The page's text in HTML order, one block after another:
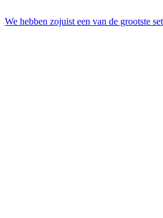
We hebben zojuist een van de grootste